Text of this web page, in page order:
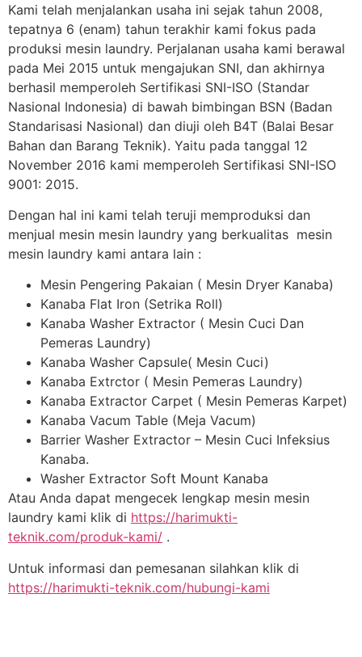
Kami telah menjalankan usaha ini sejak tahun 2008,
tepatnya 6 (enam) tahun terakhir kami fokus pada
produksi mesin laundry. Perjalanan usaha kami berawal
pada Mei 2015 untuk mengajukan SNI, dan akhirnya
berhasil memperoleh Sertifikasi SNI-ISO (Standar
Nasional Indonesia) di bawah bimbingan BSN (Badan
Standarisasi Nasional) dan diuji oleh B4T (Balai Besar
Bahan dan Barang Teknik). Yaitu pada tanggal 12
November 2016 kami memperoleh Sertifikasi SNI-ISO
9001: 2015.
Dengan hal ini kami telah teruji memproduksi dan
menjual mesin mesin laundry yang berkualitas mesin
mesin laundry kami antara lain :
Mesin Pengering Pakaian ( Mesin Dryer Kanaba)
Kanaba Flat Iron (Setrika Roll)
Kanaba Washer Extractor ( Mesin Cuci Dan
Pemeras Laundry)
Kanaba Washer Capsule( Mesin Cuci)
Kanaba Extrctor ( Mesin Pemeras Laundry)
Kanaba Extractor Carpet ( Mesin Pemeras Karpet)
Kanaba Vacum Table (Meja Vacum)
Barrier Washer Extractor – Mesin Cuci Infeksius
Kanaba.
Washer Extractor Soft Mount Kanaba
Atau Anda dapat mengecek lengkap mesin mesin
laundry kami klik di https://harimukti-
teknik.com/produk-kami/ .
Untuk informasi dan pemesanan silahkan klik di
https://harimukti-teknik.com/hubungi-kami